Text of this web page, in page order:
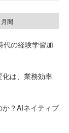
月間
の経験学習加
は、業務効率
？AIネイティブ